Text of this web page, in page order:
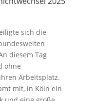
sich die
diesem Tag
ohne
Arbeitsplatz.
mit, in Köln ein